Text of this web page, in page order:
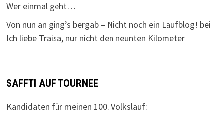
Wer einmal geht…
Von nun an ging’s bergab – Nicht noch ein Laufblog! bei
Ich liebe Traisa, nur nicht den neunten Kilometer
SAFFTI AUF TOURNEE
Kandidaten für meinen 100. Volkslauf: